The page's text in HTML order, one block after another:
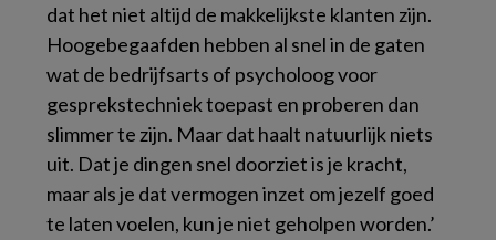
dat het niet altijd de makkelijkste klanten zijn.
Hoogebegaafden hebben al snel in de gaten
wat de bedrijfsarts of psycholoog voor
gesprekstechniek toepast en proberen dan
slimmer te zijn. Maar dat haalt natuurlijk niets
uit. Dat je dingen snel doorziet is je kracht,
maar als je dat vermogen inzet om jezelf goed
te laten voelen, kun je niet geholpen worden.’